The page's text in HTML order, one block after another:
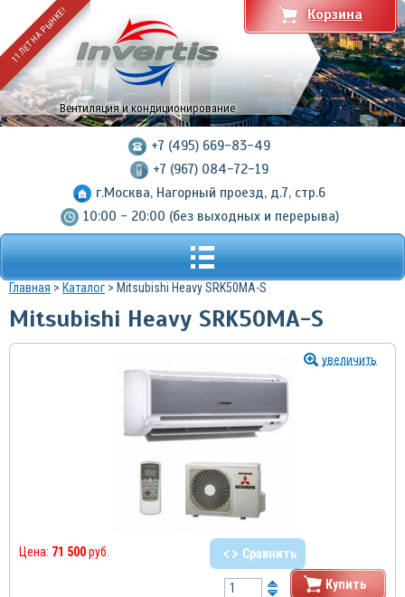
11 ЛЕТ НА РЫНКЕ!
Вентиляция и кондиционирование
+7 (495) 669-83-49
+7 (967) 084-72-19
г.Москва, Нагорный проезд, д.7, стр.6
10:00 - 20:00 (без выходных и перерыва)
Корзина
Главная > Каталог > Mitsubishi Heavy SRK50MA-S
Mitsubishi Heavy SRK50MA-S
увеличить
Цена: 71 500руб. Сравнить
Купить